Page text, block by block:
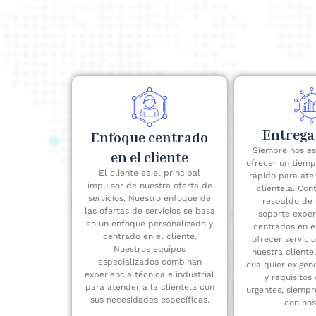
Enfoque centrado
en el cliente
El cliente es el principal
impulsor de nuestra oferta de
servicios. Nuestro enfoque de
las ofertas de servicios se basa
en un enfoque personalizado y
centrado en el cliente.
Nuestros equipos
especializados combinan
experiencia técnica e industrial
para atender a la clientela con
sus necesidades específicas.
Siempre nos
ofrecer un
rápido para
clientela.
respaldo de
soporte
centrados en
ofrecer
nuestra
cualquier
y requisitos
urgentes,
con